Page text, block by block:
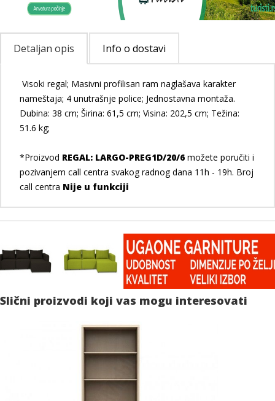
Detaljan opis Info o dostavi
Visoki regal; Masivni profilisan ram naglašava karakter
nameštaja; 4 unutrašnje police; Jednostavna montaža.
Dubina: 38 cm; Širina: 61,5 cm; Visina: 202,5 cm; Težina:
51.6 kg;
*Proizvod REGAL: LARGO-PREG1D/20/6 možete poručiti i
pozivanjem call centra svakog radnog dana 11h - 19h. Broj
call centra Nije u funkciji
Slični proizvodi koji vas mogu interesovati